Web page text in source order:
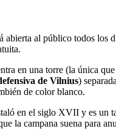
abierta al público todos los
en una torre (la única
de Vilnius)
de color blanco.
en el siglo XVII y es un
la campana suena para